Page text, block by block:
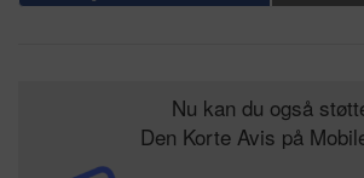
Nu kan du også
Den Korte Avis på